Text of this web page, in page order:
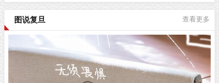
图说复旦 查看更多